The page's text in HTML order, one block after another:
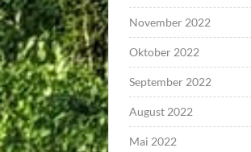
November 2022
Oktober 2022
September 2022
August 2022
Mai 2022